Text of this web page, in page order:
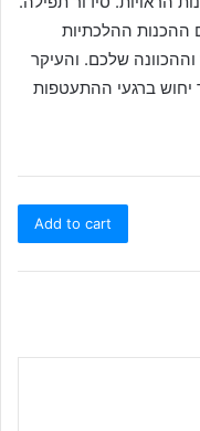
ההלכתיות
וההכוונה שלכם. והעיקר
יחוש ברגעי ההתעטפות
Add to cart